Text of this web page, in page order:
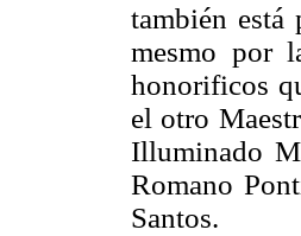
también está
mesmo por
honorificos
el otro
Illuminado
Romano
Santos.